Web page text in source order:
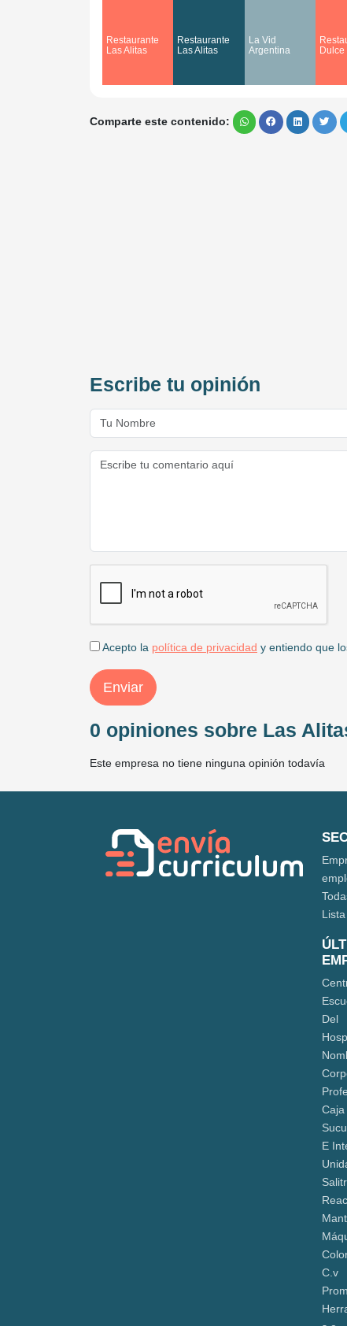
Restaurante
Las Alitas
Restaurante
Las Alitas
La Vid
Argentina
Dulce
Comparte este contenido:
Escribe tu opinión
Acepto la política de privacidad y entiendo que
Enviar
0 opiniones sobre Las
Este empresa no tiene ninguna opinión todavía
Del
E
C.v